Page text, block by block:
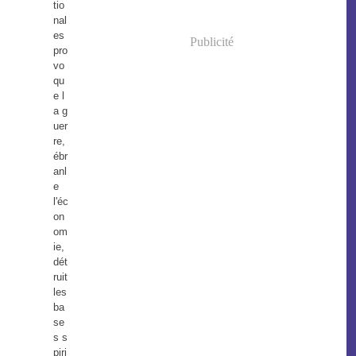
tio
nal
es
pro
vo
qu
e l
a g
uer
re,
ébr
anl
e
l'éc
on
om
ie,
dét
ruit
les
ba
se
s s
piri
Publicité